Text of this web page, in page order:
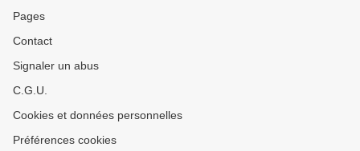
Pages
Contact
Signaler un abus
C.G.U.
Cookies et données personnelles
Préférences cookies